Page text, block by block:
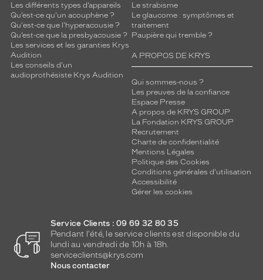
Les différents types d’appareils
Qu’est-ce qu'un acouphène ?
Qu'est-ce que l'hyperacousie ?
Qu’est-ce que la presbyacousie ?
Les services et les garanties Krys
Audition
Les conseils d'un
audioprothésiste Krys Audition
Le strabisme
Le glaucome : symptômes et
traitement
Paupière qui tremble ?
A PROPOS DE KRYS
Qui sommes-nous ?
Les preuves de la confiance
Espace Presse
A propos de KRYS GROUP
La Fondation KRYS GROUP
Recrutement
Charte de confidentialité
Mentions Légales
Politique des Cookies
Conditions générales d'utilisation
Accessibilité
Gérer les cookies
Service Clients : 09 69 32 80 35
Pendant l'été, le service clients est disponible du
lundi au vendredi de 10h à 18h.
serviceclients@krys.com
Nous contacter